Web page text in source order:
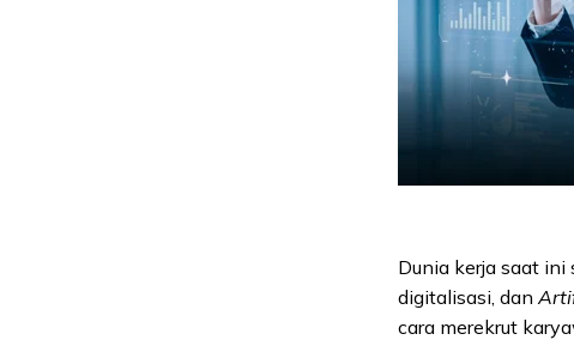
Dunia kerja saat
digitalisasi, dan
cara merekrut